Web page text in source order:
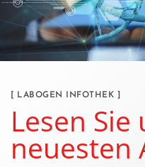
[ LABOGEN INFOTHEK ]
Lesen Sie
neuesten